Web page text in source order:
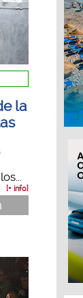
la
[+ info]